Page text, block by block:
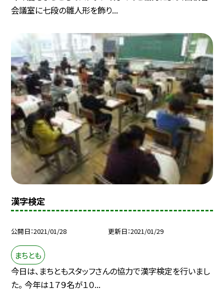
会議室に七段の雛人形を飾り...
漢字検定
公開日 2021/01/28 更新日 2021/01/29
まちとも
今日は、まちともスタッフさんの協力で漢字検定を行いまし
た。 今年は１７９名が１０...